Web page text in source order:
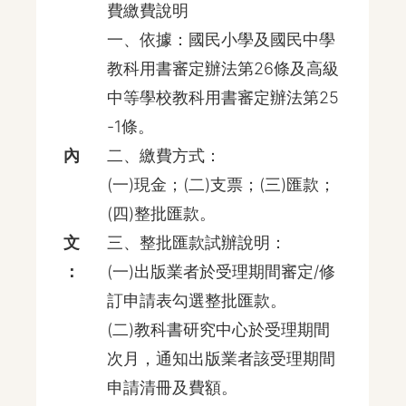
內
文
：
費繳費說明
一、依據：國民小學及國民中學
教科用書審定辦法第26條及高級
中等學校教科用書審定辦法第25
-1條。
二、繳費方式：
(一)現金；(二)支票；(三)匯款；
(四)整批匯款。
三、整批匯款試辦說明：
(一)出版業者於受理期間審定/修
訂申請表勾選整批匯款。
(二)教科書研究中心於受理期間
次月，通知出版業者該受理期間
申請清冊及費額。